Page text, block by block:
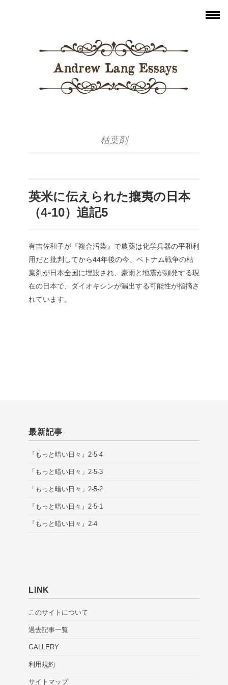
枯葉剤
英米に伝えられた攘夷の日本
（4-10）追記5
有吉佐和子が『複合汚染』で農薬は化学兵器の平和利
用だと批判してから44年後の今、ベトナム戦争の枯
葉剤が日本全国に埋設され、豪雨と地震が頻発する現
在の日本で、ダイオキシンが漏出する可能性が指摘さ
れています。
最新記事
『もっと暗い日々』2-5-4
「もっと暗い日々」2-5-3
「もっと暗い日々」2-5-2
『もっと暗い日々』2-5-1
『もっと暗い日々』2-4
LINK
このサイトについて
過去記事一覧
GALLERY
利用規約
サイトマップ